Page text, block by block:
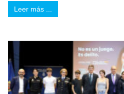
Leer más ...